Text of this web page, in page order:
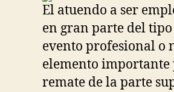
El atuendo a ser
en gran parte del tipo
evento profesional o
elemento importante
remate de la parte